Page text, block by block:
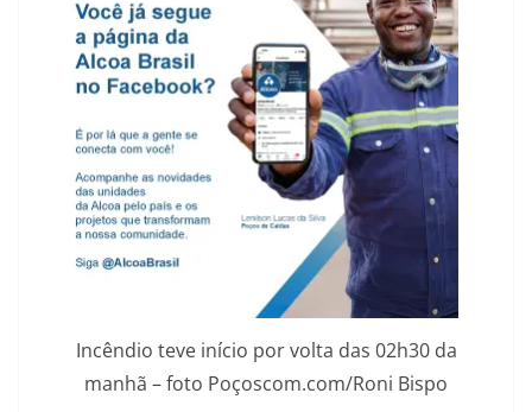
Incêndio teve início por volta das 02h30 da
manhã – foto Poçoscom.com/Roni Bispo